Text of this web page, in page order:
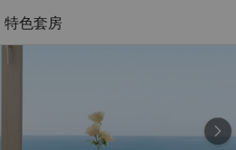
特色套房
